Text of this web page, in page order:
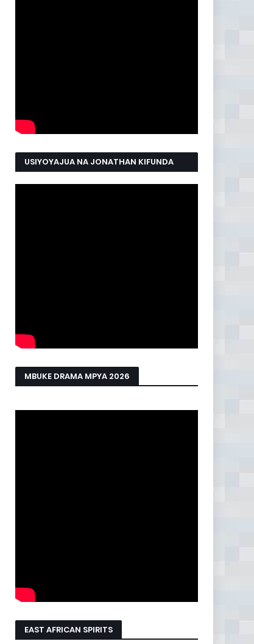
USIYOYAJUA NA JONATHAN KIFUNDA
MANYAMA
MBUKE DRAMA MPYA 2026
EAST AFRICAN SPIRITS